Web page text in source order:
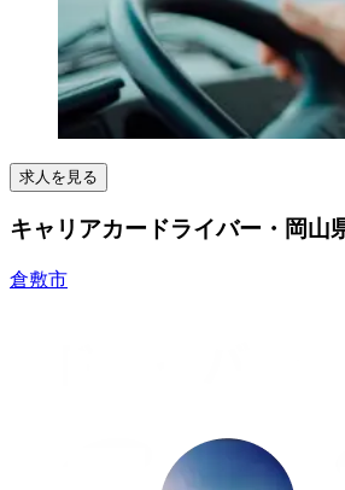
求人を見る
キャリアカードライバー・岡山
倉敷市